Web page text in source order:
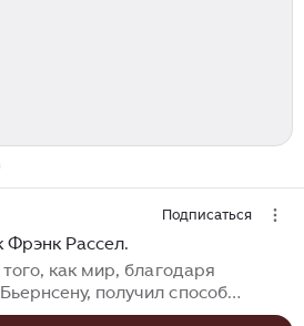
Подписаться
Фрэнк Рассел.
как мир, благодаря
получил способ
зрения за